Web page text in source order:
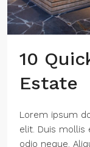
10
Estate
Lorem ipsum
elit. Duis mollis
odio neque.